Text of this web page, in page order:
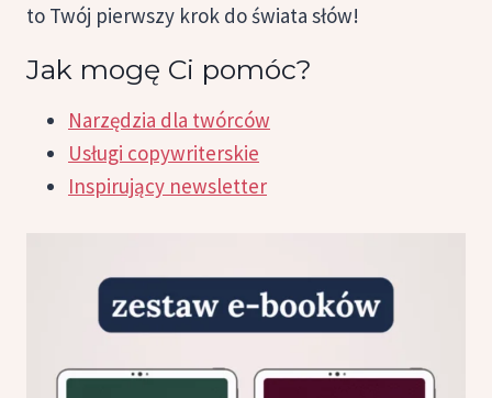
to Twój pierwszy krok do świata słów!
Jak mogę Ci pomóc?
Narzędzia dla twórców
Usługi copywriterskie
Inspirujący newsletter